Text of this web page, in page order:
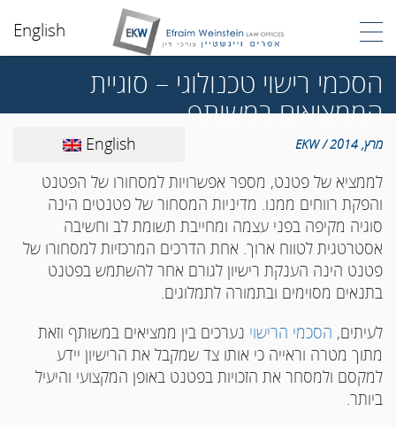
English
הסכמי רישוי טכנולוגי – סוגיית
הממציאים במשותף
מרץ, 2014 / EKW
English
לממציא של פטנט, מספר אפשרויות למסחורו של הפטנט
והפקת רווחים ממנו. מדיניות המסחור של פטנטים הינה
סוגיה מקיפה בפני עצמה ומחייבת תשומת לב וחשיבה
אסטרטגית לטווח ארוך. אחת הדרכים המרכזיות למסחורו של
פטנט הינה הענקת רישיון לגורם אחר להשתמש בפטנט
בתנאים מסוימים ובתמורה לתמלוגים.
לעיתים, הסכמי הרישוי נערכים בין ממציאים במשותף וזאת
מתוך מטרה וראייה כי אותו צד שמקבל את הרישיון יידע
למקסם ולמסחר את הזכויות בפטנט באופן המקצועי והיעיל
ביותר.